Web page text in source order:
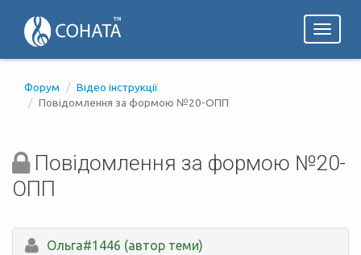
Toggle
Форум
Відео інструкції
Повідомлення за формою №20-ОПП
Повідомлення за формою №20-
ОПП
Ольга#1446 (автор теми)